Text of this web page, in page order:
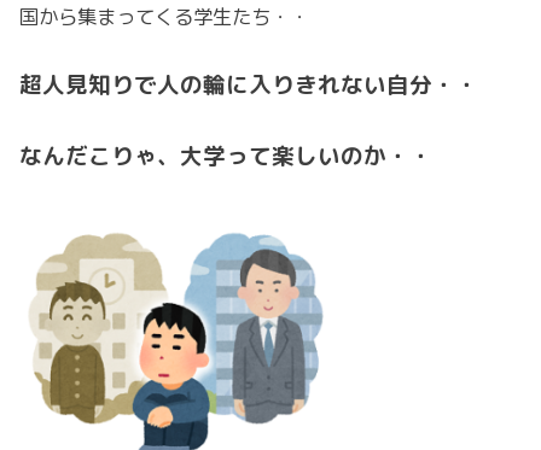
国から集まってくる学生たち・・
超人見知りで人の輪に入りきれない自分 ・・
なんだこりゃ、大学って楽しいのか・・